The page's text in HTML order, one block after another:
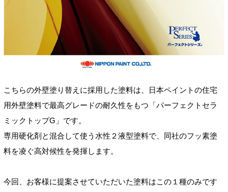
こちらの外壁塗り替えに採用した塗料は、日本ペイントの住宅
用外壁塗料で最高グレードの耐久性をもつ「パーフェクトセラ
ミックトップG」です。
専用硬化剤と混合して使う水性２液型塗料で、同社のフッ素塗
料を凌ぐ高対候性を発揮します。
今回、お客様に提案させていただいた塗料はこの１種のみです